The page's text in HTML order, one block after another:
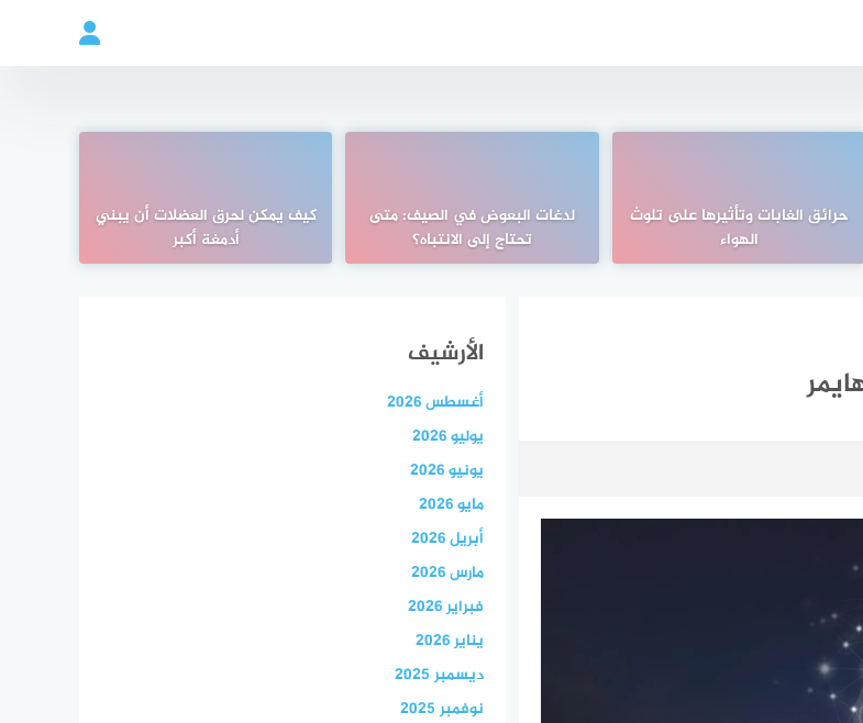
حرائق الغابات وتأثيرها على تلوث
الهواء
لدغات البعوض في الصيف: متى
تحتاج إلى الانتباه؟
كيف يمكن لحرق العضلات أن يبني
أدمغة أكبر
الأرشيف
أغسطس 2026
يوليو 2026
يونيو 2026
مايو 2026
أبريل 2026
مارس 2026
فبراير 2026
يناير 2026
ديسمبر 2025
نوفمبر 2025